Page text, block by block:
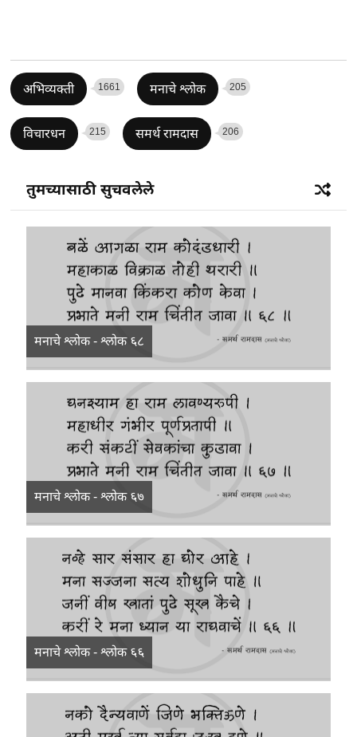
अभिव्यक्ती 1661 मनाचे श्लोक 205
विचारधन 215 समर्थ रामदास 206
तुमच्यासाठी सुचवलेले
मनाचे श्लोक - श्लोक ६८
मनाचे श्लोक - श्लोक ६७
मनाचे श्लोक - श्लोक ६६